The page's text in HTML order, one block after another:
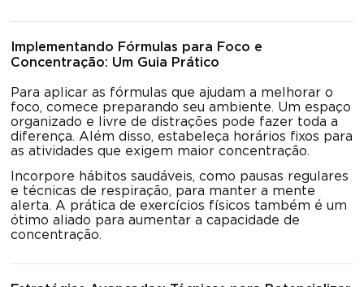
Implementando Fórmulas para Foco e
Concentração: Um Guia Prático
Para aplicar as fórmulas que ajudam a melhorar o
foco, comece preparando seu ambiente. Um espaço
organizado e livre de distrações pode fazer toda a
diferença. Além disso, estabeleça horários fixos para
as atividades que exigem maior concentração.
Incorpore hábitos saudáveis, como pausas regulares
e técnicas de respiração, para manter a mente
alerta. A prática de exercícios físicos também é um
ótimo aliado para aumentar a capacidade de
concentração.